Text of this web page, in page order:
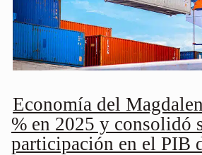
Economía del
% en 2025 y consolidó
participación en el PIB